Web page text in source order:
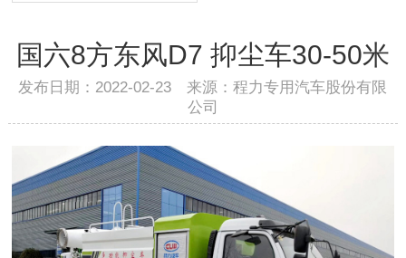
国六8方东风D7 抑尘车30-50米
发布日期：2022-02-23 来源：程力专用汽车股份有限
公司